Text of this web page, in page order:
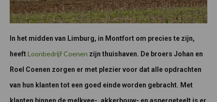
In het midden van Limburg, in Montfort om precies te zijn,
heeftLoonbedrijf Coenen zijn thuishaven. De broers Johan en
Roel Coenen zorgen er met plezier voor dat alle opdrachten
van hun klanten tot een goed einde worden gebracht. Met